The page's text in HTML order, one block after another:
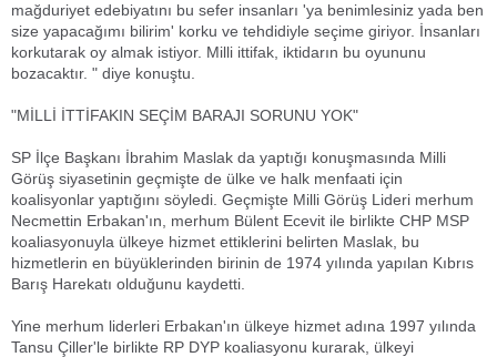
mağduriyet edebiyatını bu sefer insanları 'ya benimlesiniz yada ben
size yapacağımı bilirim' korku ve tehdidiyle seçime giriyor. İnsanları
korkutarak oy almak istiyor. Milli ittifak, iktidarın bu oyununu
bozacaktır. " diye konuştu.
"MİLLİ İTTİFAKIN SEÇİM BARAJI SORUNU YOK"
SP İlçe Başkanı İbrahim Maslak da yaptığı konuşmasında Milli
Görüş siyasetinin geçmişte de ülke ve halk menfaati için
koalisyonlar yaptığını söyledi. Geçmişte Milli Görüş Lideri merhum
Necmettin Erbakan'ın, merhum Bülent Ecevit ile birlikte CHP MSP
koaliasyonuyla ülkeye hizmet ettiklerini belirten Maslak, bu
hizmetlerin en büyüklerinden birinin de 1974 yılında yapılan Kıbrıs
Barış Harekatı olduğunu kaydetti.
Yine merhum liderleri Erbakan'ın ülkeye hizmet adına 1997 yılında
Tansu Çiller'le birlikte RP DYP koaliasyonu kurarak, ülkeyi